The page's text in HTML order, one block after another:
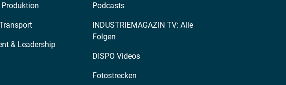
& Leadership
Podcasts
INDUSTRIEMAGAZIN TV: Alle
Folgen
DISPO Videos
Fotostrecken